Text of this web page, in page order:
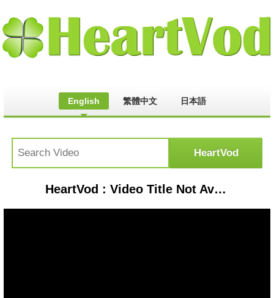
English 繁體中文 日本語
HeartVod : Video Title Not Available